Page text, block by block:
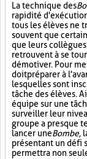
La technique des
rapidité
tous les élèves ne
souvent que
que leurs
retrouvent à se
démotiver. Pour
doit préparer à
lesquelles sont
tâche des élèves.
équipe sur une
surveiller leur
groupe a presque
lancer uneBombe,
présentant un défi
permettra non